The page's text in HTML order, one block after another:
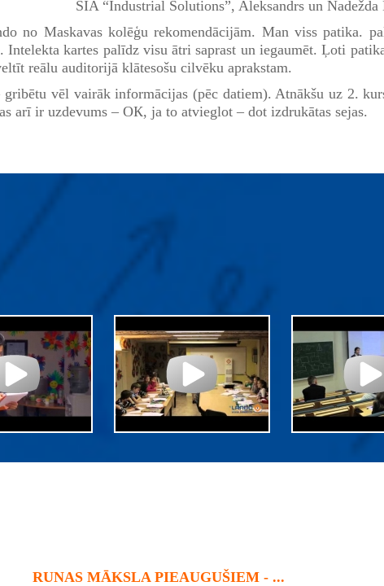
SIA “Industrial Solutions”, Aleksandrs un Nadežda
no Maskavas kolēģu rekomendācijām. Man viss patika.
Intelekta kartes palīdz visu ātri saprast un iegaumēt. Ļoti
reālu auditorijā klātesošu cilvēku aprakstam.
vēl vairāk informācijas (pēc datiem). Atnākšu uz 2.
arī ir uzdevums – ОК, ja to atvieglot – dot izdrukātas sejas.
RUNAS MĀKSLA PIEAUGUŠIEM - ...